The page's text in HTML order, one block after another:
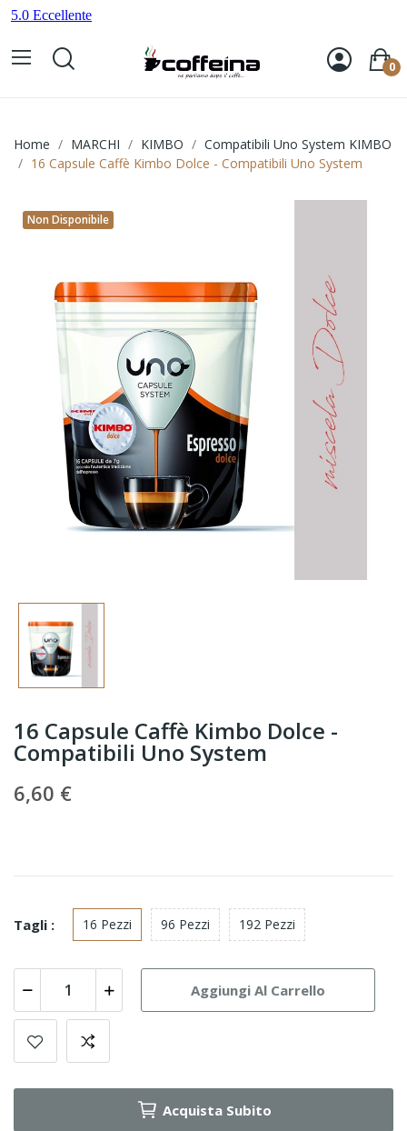
0
Home MARCHI KIMBO
Compatibili Uno System KIMBO
16 Capsule Caffè Kimbo Dolce - Compatibili Uno System
Non Disponibile
16 Capsule Caffè Kimbo Dolce -
Compatibili Uno System
6,60 €
Tagli : 16 Pezzi 96 Pezzi 192 Pezzi
Aggiungi Al Carrello
Acquista Subito